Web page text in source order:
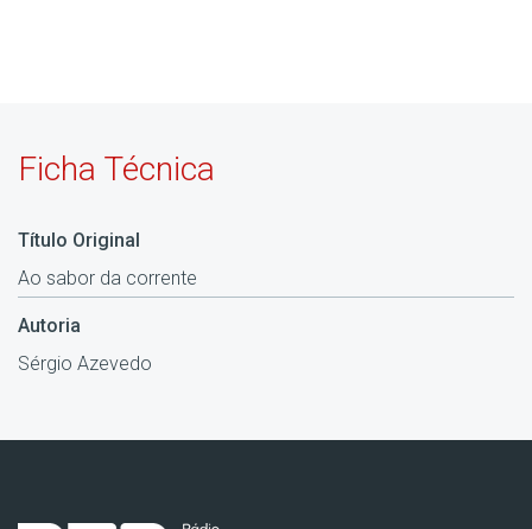
Ficha Técnica
Título Original
Ao sabor da corrente
Autoria
Sérgio Azevedo